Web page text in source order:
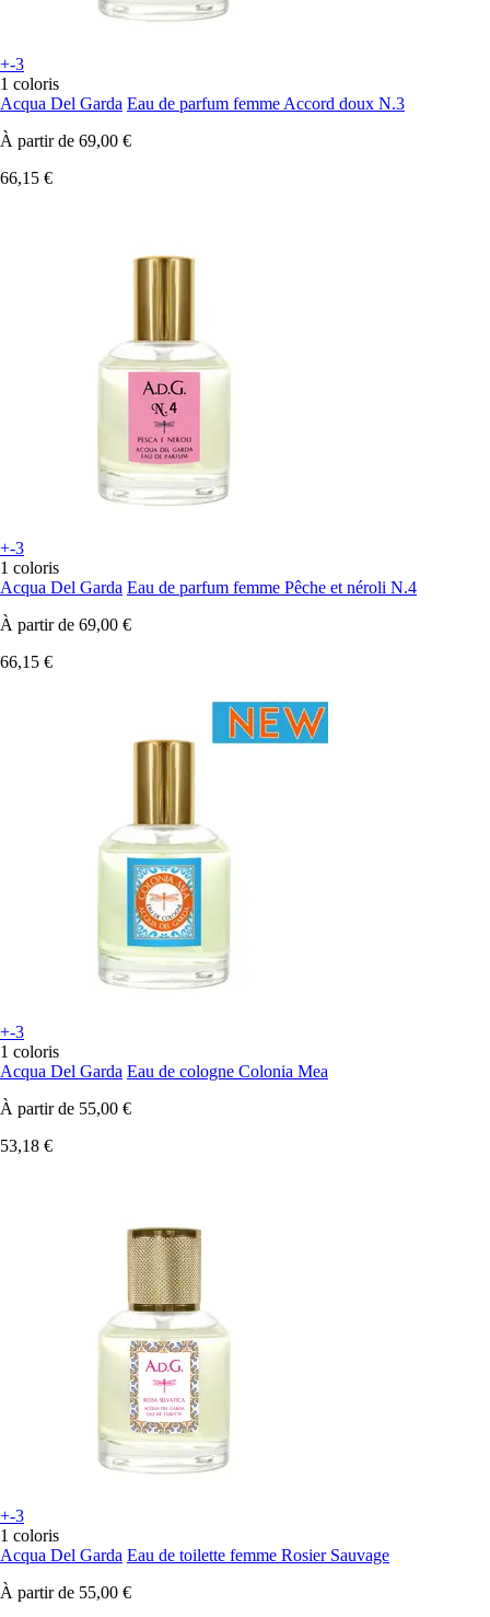
+-3
1 coloris
Acqua Del Garda Eau de parfum femme Accord doux N.3
À partir de 69,00 €
66,15 €
+-3
1 coloris
Acqua Del Garda Eau de parfum femme Pêche et néroli N.4
À partir de 69,00 €
66,15 €
+-3
1 coloris
Acqua Del Garda Eau de cologne Colonia Mea
À partir de 55,00 €
53,18 €
+-3
1 coloris
Acqua Del Garda Eau de toilette femme Rosier Sauvage
À partir de 55,00 €